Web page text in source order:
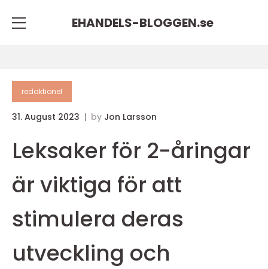
EHANDELS-BLOGGEN.se
redaktionel
31. August 2023 by Jon Larsson
Leksaker för 2-åringar
är viktiga för att
stimulera deras
utveckling och